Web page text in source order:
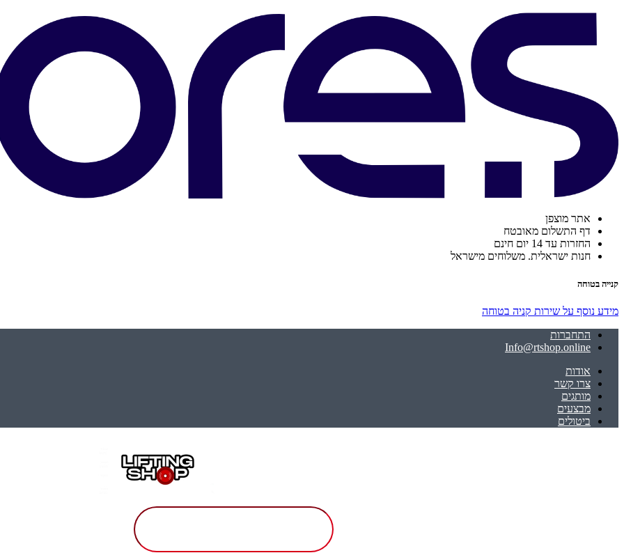
אתר מוצפן
דף התשלום מאובטח
החזרות עד 14 יום חינם
חנות ישראלית. משלוחים מישראל
קנייה בטוחה
מידע נוסף על שירות קניה בטוחה
התחברות
Info@rtshop.online
אודות
צרו קשר
מותגים
מבצעים
ביטולים